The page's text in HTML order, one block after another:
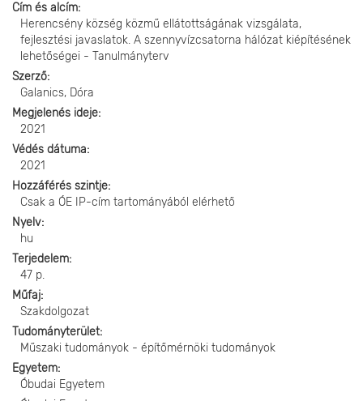
Cím és alcím
Herencsény község közmű ellátottságának vizsgálata,
fejlesztési javaslatok. A szennyvízcsatorna hálózat kiépítésének
lehetőségei - Tanulmányterv
Szerző
Galanics, Dóra
Megjelenés ideje
2021
Védés dátuma
2021
Hozzáférés szintje
Csak a ÓE IP-cím tartományából elérhető
Nyelv
hu
Terjedelem
47 p.
Műfaj
Szakdolgozat
Tudományterület
Műszaki tudományok - építőmérnöki tudományok
Egyetem
Óbudai Egyetem